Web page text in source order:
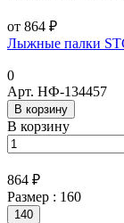
от 864 ₽
Лыжные палки
0
Арт. НФ-134457
В корзину
В корзину
864 ₽
Размер : 160
140